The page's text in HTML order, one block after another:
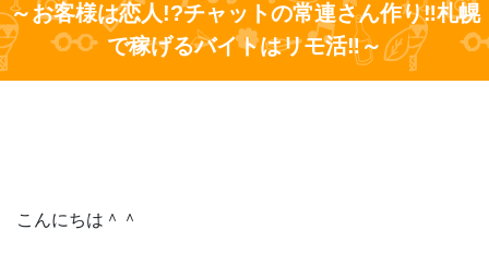
～お客様は恋人!?チャットの常連さん作り‼札幌
で稼げるバイトはリモ活‼～
こんにちは＾＾